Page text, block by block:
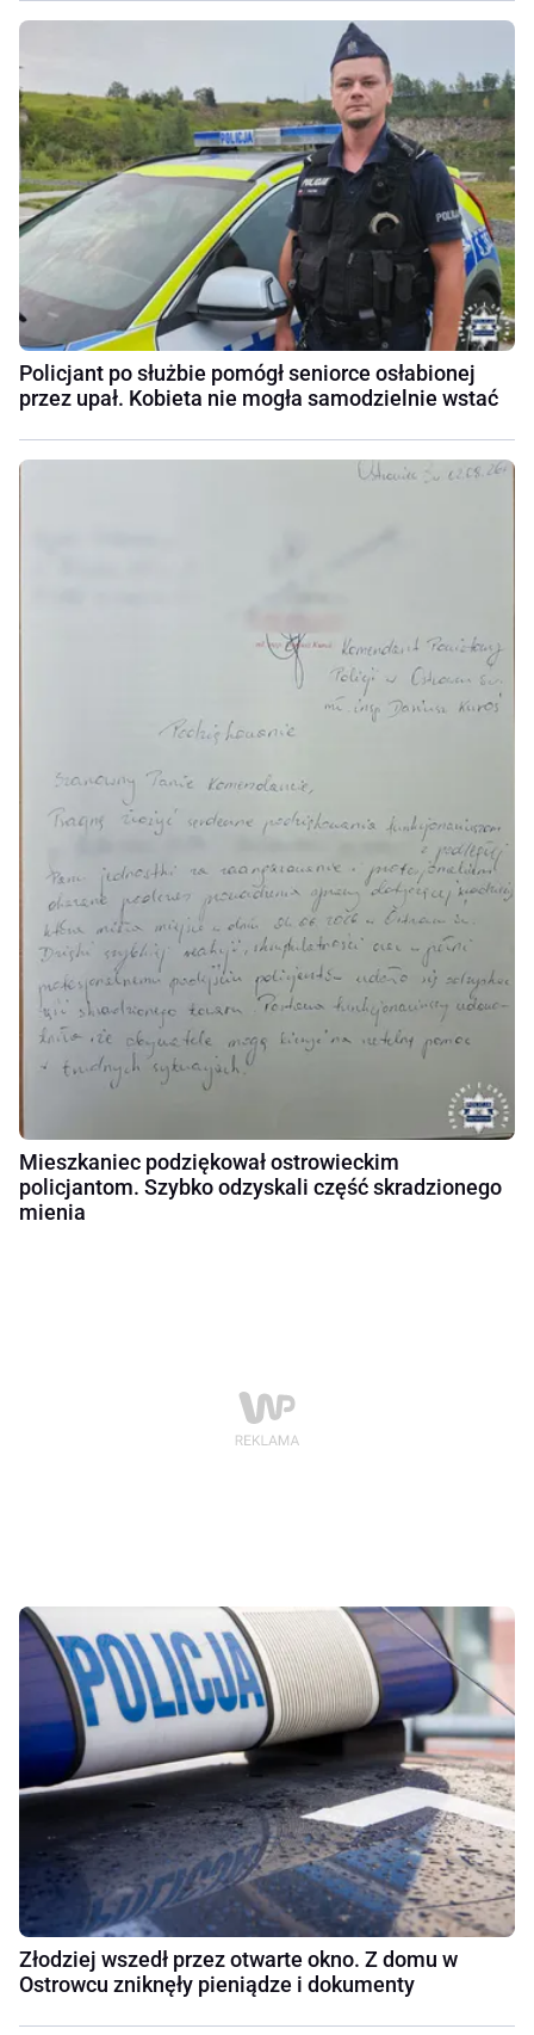
Policjant po służbie pomógł seniorce osłabionej
przez upał. Kobieta nie mogła samodzielnie wstać
Mieszkaniec podziękował ostrowieckim
policjantom. Szybko odzyskali część skradzionego
mienia
Złodziej wszedł przez otwarte okno. Z domu w
Ostrowcu zniknęły pieniądze i dokumenty